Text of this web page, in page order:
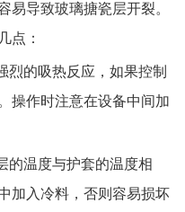
易导致玻璃搪瓷层开裂。
点：
烈的吸热反应，如果控制
操作时注意在设备中间加
的温度与护套的温度相
加入冷料，否则容易损坏